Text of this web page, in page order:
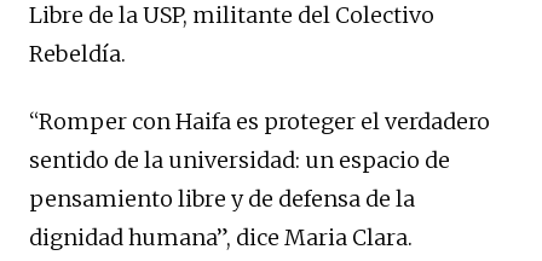
Libre de la USP, militante del Colectivo
Rebeldía.
“Romper con Haifa es proteger el verdadero
sentido de la universidad: un espacio de
pensamiento libre y de defensa de la
dignidad humana”, dice Maria Clara.